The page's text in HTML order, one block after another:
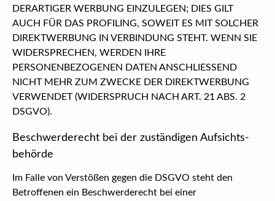
DERARTIGER WERBUNG EINZULEGEN; DIES GILT
AUCH FÜR DAS PROFILING, SOWEIT ES MIT SOLCHER
DIREKTWERBUNG IN VERBINDUNG STEHT. WENN SIE
WIDERSPRECHEN, WERDEN IHRE
PERSONENBEZOGENEN DATEN ANSCHLIESSEND
NICHT MEHR ZUM ZWECKE DER DIREKTWERBUNG
VERWENDET (WIDERSPRUCH NACH ART. 21 ABS. 2
DSGVO).
Beschwerde­recht bei der zuständigen Aufsichts­
behörde
Im Falle von Verstößen gegen die DSGVO steht den
Betroffenen ein Beschwerderecht bei einer